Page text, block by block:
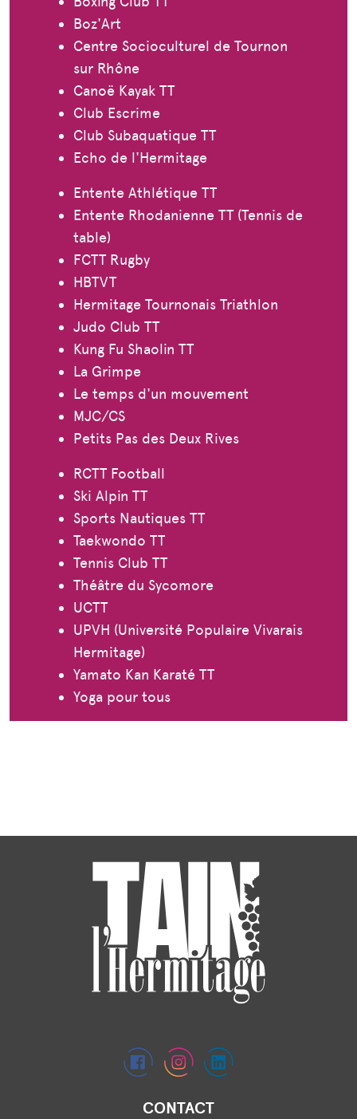
Boz'Art
Centre Socioculturel de Tournon
sur Rhône
Canoë Kayak TT
Club Escrime
Club Subaquatique TT
Echo de l'Hermitage
Entente Athlétique TT
Entente Rhodanienne TT (Tennis de
table)
FCTT Rugby
HBTVT
Hermitage Tournonais Triathlon
Judo Club TT
Kung Fu Shaolin TT
La Grimpe
Le temps d'un mouvement
MJC/CS
Petits Pas des Deux Rives
RCTT Football
Ski Alpin TT
Sports Nautiques TT
Taekwondo TT
Tennis Club TT
Théâtre du Sycomore
UCTT
UPVH (Université Populaire Vivarais
Hermitage)
Yamato Kan Karaté TT
Yoga pour tous
CONTACT